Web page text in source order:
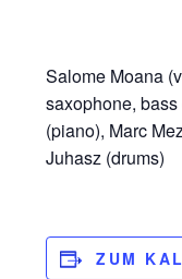
Salome Moana
saxophone,
(piano), Marc
Juhasz (drums)
ZUM